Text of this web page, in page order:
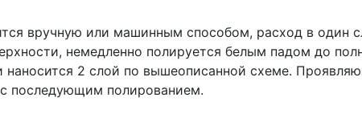
вручную или машинным способом, расход в один
немедленно полируется белым падом до
наносится 2 слой по вышеописанной схеме.
последующим полированием.